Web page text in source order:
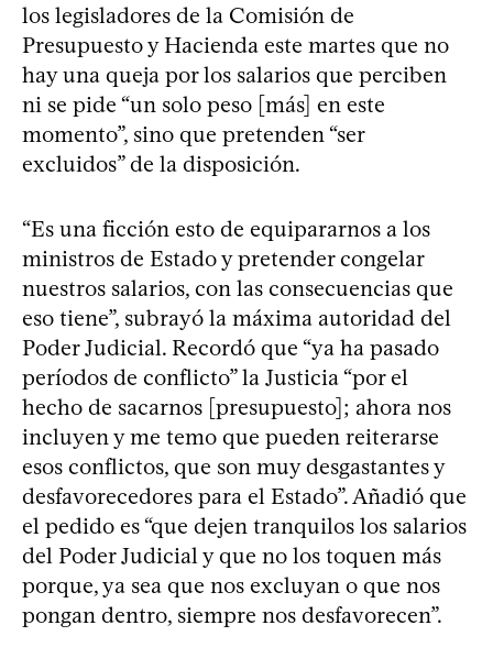
los legisladores de la Comisión de
Presupuesto y Hacienda este martes que no
hay una queja por los salarios que perciben
ni se pide “un solo peso [más] en este
momento”, sino que pretenden “ser
excluidos” de la disposición.
“Es una ficción esto de equipararnos a los
ministros de Estado y pretender congelar
nuestros salarios, con las consecuencias que
eso tiene”, subrayó la máxima autoridad del
Poder Judicial. Recordó que “ya ha pasado
períodos de conflicto” la Justicia “por el
hecho de sacarnos [presupuesto]; ahora nos
incluyen y me temo que pueden reiterarse
esos conflictos, que son muy desgastantes y
desfavorecedores para el Estado”. Añadió que
el pedido es “que dejen tranquilos los salarios
del Poder Judicial y que no los toquen más
porque, ya sea que nos excluyan o que nos
pongan dentro, siempre nos desfavorecen”.